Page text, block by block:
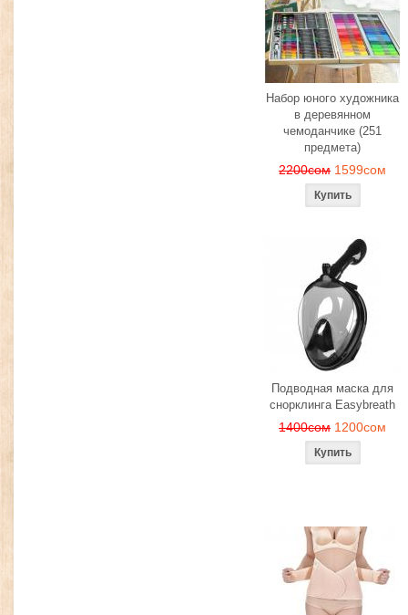
Набор юного художника
в деревянном
чемоданчике (251
предмета)
2200сом 1599сом
Подводная маска для
снорклинга Easybreath
1400сом 1200сом